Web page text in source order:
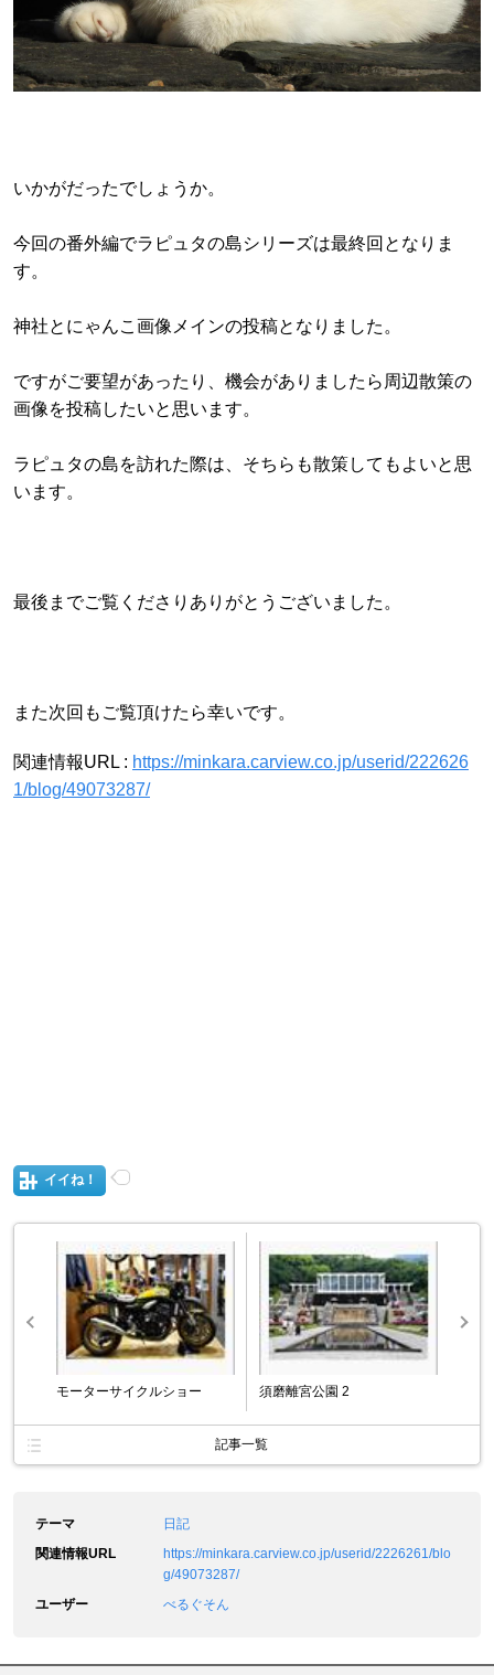
いかがだったでしょうか。
今回の番外編でラピュタの島シリーズは最終回となりま
す。
神社とにゃんこ画像メインの投稿となりました。
ですがご要望があったり、機会がありましたら周辺散策の
画像を投稿したいと思います。
ラピュタの島を訪れた際は、そちらも散策してもよいと思
います。
最後までご覧くださりありがとうございました。
また次回もご覧頂けたら幸いです。
関連情報URL : https://minkara.carview.co.jp/userid/222626
1/blog/49073287/
イイね！
モーターサイクルショー 須磨離宮公園 2
記事一覧
テーマ
日記
関連情報URL
https://minkara.carview.co.jp/userid/2226261/blo
g/49073287/
ユーザー
べるぐそん